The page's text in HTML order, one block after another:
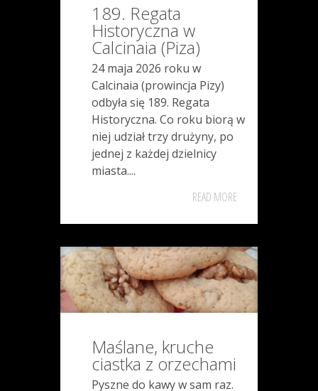
189. Regata
Historyczna w
Calcinaia (Piza)
24 maja 2026 roku w
Calcinaia (prowincja Pizy)
odbyła się 189. Regata
Historyczna. Co roku biorą w
niej udział trzy drużyny, po
jednej z każdej dzielnicy
miasta....
READ MORE
Maślane, kruche
ciastka z orzechami
Pyszne do kawy w sam raz.